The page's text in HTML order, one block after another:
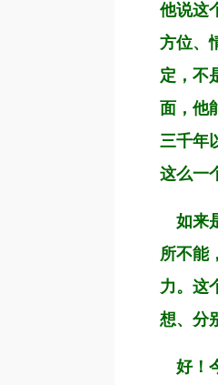
他说这
方位、
定，不
面，他
三千年
这么一
如来
所不能
力。这
想、分
好！